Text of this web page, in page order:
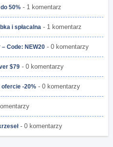
50% - 1 komentarz
i spłacalna - 1 komentarz
– Code: NEW20 - 0 komentarzy
$79 - 0 komentarzy
-20% - 0 komentarzy
- 0 komentarzy